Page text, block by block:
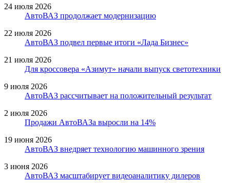
24 июля 2026
АвтоВАЗ продолжает модернизацию
22 июля 2026
АвтоВАЗ подвел первые итоги «Лада Бизнес»
21 июля 2026
Для кроссовера «Азимут» начали выпуск светотехники
9 июля 2026
АвтоВАЗ рассчитывает на положительный результат
2 июля 2026
Продажи АвтоВАЗа выросли на 14%
19 июня 2026
АвтоВАЗ внедряет технологию машинного зрения
3 июня 2026
АвтоВАЗ масштабирует видеоаналитику дилеров